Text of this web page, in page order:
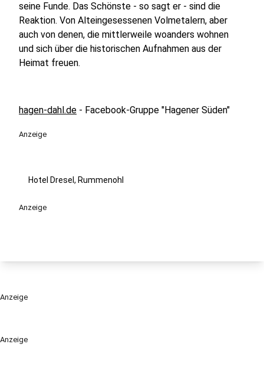
Anzeige
seine Funde. Das Schönste - so sagt er - sind die
Reaktion. Von Alteingesessenen Volmetalern, aber
auch von denen, die mittlerweile woanders wohnen
und sich über die historischen Aufnahmen aus der
Heimat freuen.
hagen-dahl.de - Facebook-Gruppe "Hagener Süden"
Anzeige
Hotel Dresel, Rummenohl
Anzeige
Anzeige